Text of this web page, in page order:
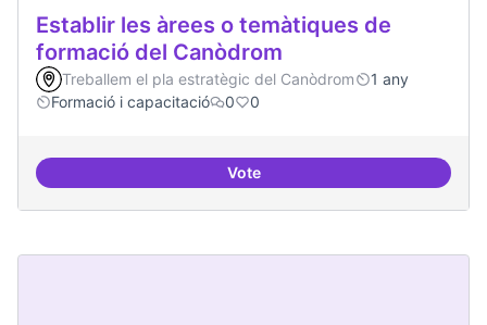
Establir les àrees o temàtiques de
formació del Canòdrom
Treballem el pla estratègic del Canòdrom
1 any
Formació i capacitació
0 0
VoteEstablir les àrees o temàtiques